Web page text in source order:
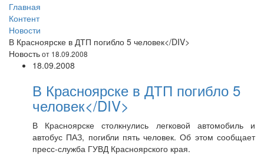
Главная
Контент
Новости
В Красноярске в ДТП погибло 5 человек</DIV>
Новостьот 18.09.2008
18.09.2008
В Красноярске в ДТП погибло 5
человек</DIV>
В Красноярске столкнулись легковой автомобиль и
автобус ПАЗ, погибли пять человек. Об этом сообщает
пресс-служба ГУВД Красноярского края.